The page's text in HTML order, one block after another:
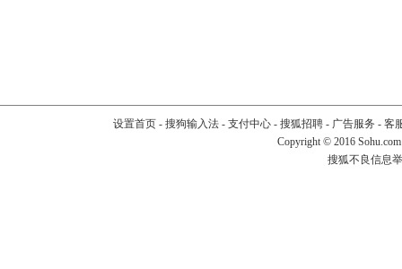
设置首页- 搜狗输入法- 支付中心- 搜狐招聘- 广告服务 - 客
Copyright © 2016
搜狐不良信息